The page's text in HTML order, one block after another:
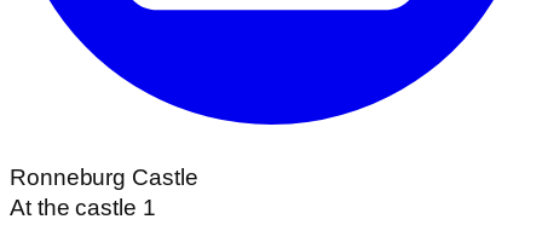
Ronneburg Castle
At the castle 1